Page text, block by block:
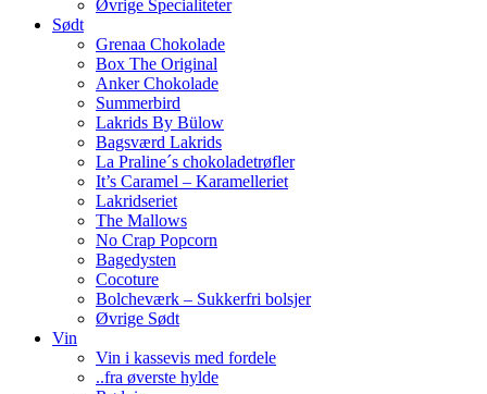
Øvrige Specialiteter
Sødt
Grenaa Chokolade
Box The Original
Anker Chokolade
Summerbird
Lakrids By Bülow
Bagsværd Lakrids
La Praline´s chokoladetrøfler
It’s Caramel – Karamelleriet
Lakridseriet
The Mallows
No Crap Popcorn
Bagedysten
Cocoture
Bolcheværk – Sukkerfri bolsjer
Øvrige Sødt
Vin
Vin i kassevis med fordele
..fra øverste hylde